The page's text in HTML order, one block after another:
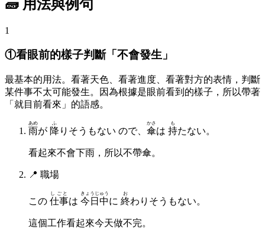
🧱 用法與例句
1
①看眼前的樣子判斷「不會發生」
最基本的用法。看著天色、看著進度、看著對方的表情，判斷
某件事不太可能發生。因為根據是眼前看到的樣子，所以帶著
「就目前看來」的語感。
雨
あめ
が 降
ふ
りそうもない ので、 傘
かさ
は 持
も
たない。
看起來不會下雨，所以不帶傘。
📍 職場
この 仕事
しごと
は 今日中
きょうじゅう
に 終
お
わりそうもない。
這個工作看起來今天做不完。